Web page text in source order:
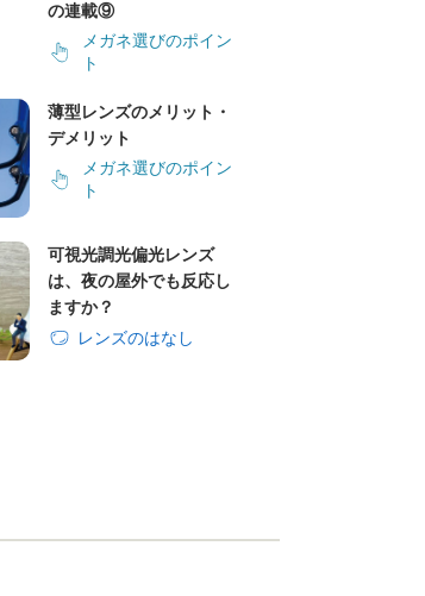
の連載⑨
メガネ選びのポイン
ト
薄型レンズのメリット・
デメリット
メガネ選びのポイン
ト
可視光調光偏光レンズ
は、夜の屋外でも反応し
ますか？
レンズのはなし